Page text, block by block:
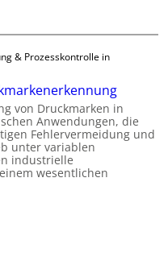
& Prozesskontrolle in
von Druckmarken in
Anwendungen, die
Fehlervermeidung und
unter variablen
industrielle
wesentlichen